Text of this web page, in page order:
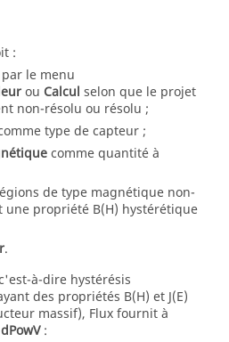
:
par le menu
ou Calcul selon que le projet
non-résolu ou résolu ;
type de capteur ;
comme quantité à
de type magnétique non-
une propriété B(H) hystérétique
.
à-dire hystérésis
des propriétés B(H) et J(E)
massif), Flux fournit à
dPowV: